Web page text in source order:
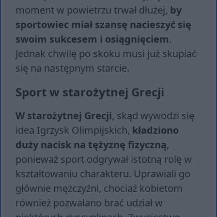
moment w powietrzu trwał dłużej, by
sportowiec miał szansę nacieszyć się
swoim sukcesem i osiągnięciem.
Jednak chwilę po skoku musi już skupiać
się na następnym starcie.
Sport w starożytnej Grecji
W starożytnej Grecji, skąd wywodzi się
idea Igrzysk Olimpijskich, kładziono
duży nacisk na tężyznę fizyczną,
ponieważ sport odgrywał istotną rolę w
kształtowaniu charakteru. Uprawiali go
głównie mężczyźni, chociaż kobietom
również pozwalano brać udział w